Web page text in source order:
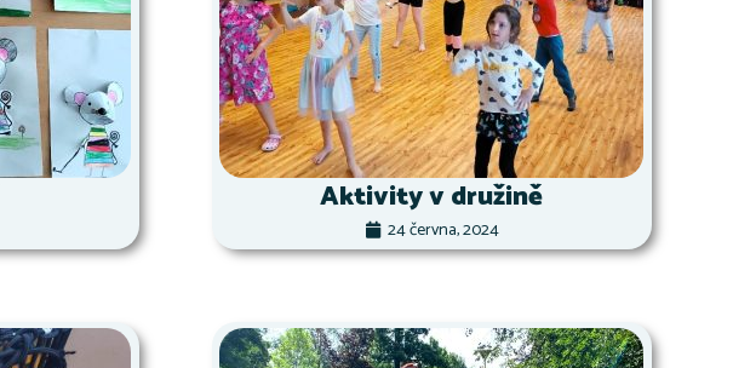
Aktivity v družině
24 června, 2024